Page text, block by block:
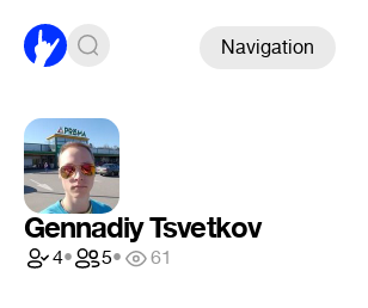
Navigation
Gennadiy Tsvetkov
4• 5• 61